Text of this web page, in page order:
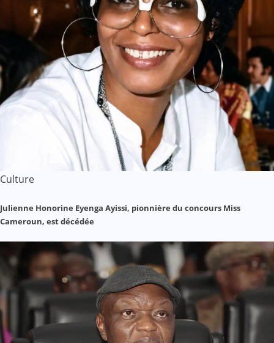
Culture
Julienne Honorine Eyenga Ayissi, pionnière du concours Miss
Cameroun, est décédée